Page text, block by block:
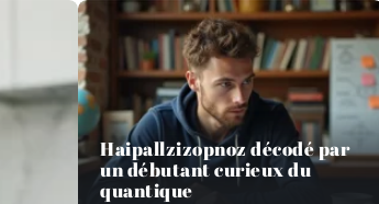
Haipallzizopnoz décodé par
un débutant curieux du
quantique